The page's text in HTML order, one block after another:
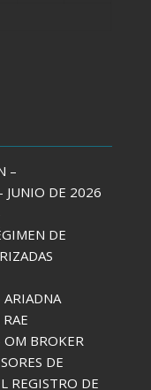
–
JUNIO DE 2026
DE
BROKER
DE
REGISTRO DE